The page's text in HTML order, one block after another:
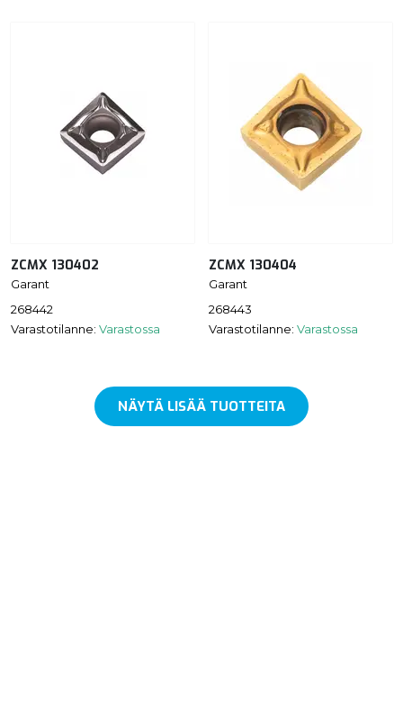
ZCMX 130402
Garant
268442
Varastotilanne: Varastossa
ZCMX 130404
Garant
268443
Varastotilanne: Varastossa
NÄYTÄ LISÄÄ TUOTTEITA